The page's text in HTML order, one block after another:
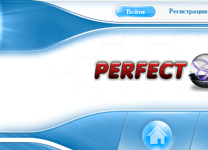
Войти Регистрация